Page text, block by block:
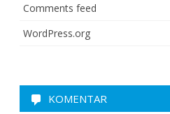
Comments feed
WordPress.org
KOMENTAR